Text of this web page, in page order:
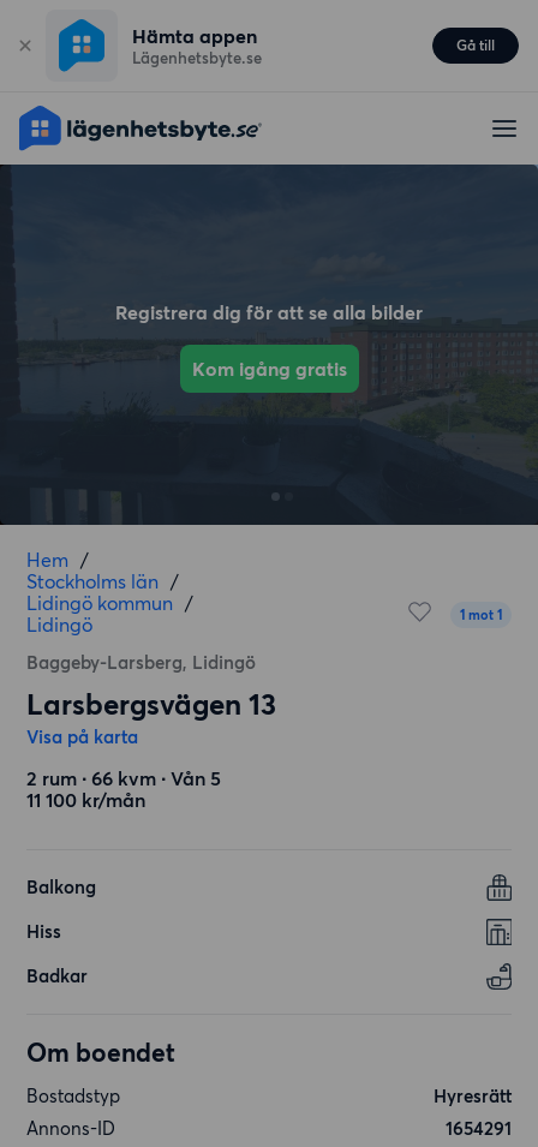
Hämta appen
Lägenhetsbyte.se
Gå till
Registrera dig för att se alla bilder
Kom igång gratis
Hem /
Stockholms län /
Lidingö kommun /
Lidingö
Baggeby-Larsberg, Lidingö
1 mot 1
Larsbergsvägen 13
Visa på karta
2 rum ∙ 66 kvm ∙ Vån 5
11 100 kr/mån
Balkong
Hiss
Badkar
Om boendet
Bostadstyp
Hyresrätt
Annons-ID
1654291